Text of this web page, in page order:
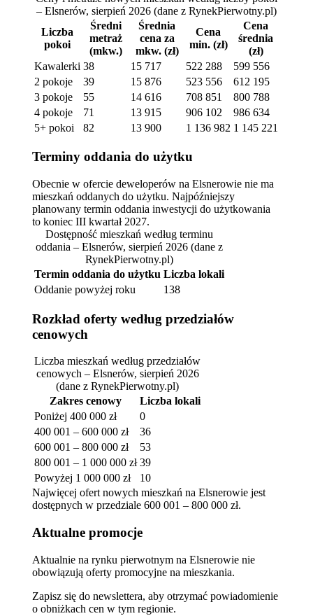
– Elsnerów, sierpień 2026 (dane z RynekPierwotny.pl)
Liczba
pokoi
Średni
metraż
(mkw.)
Średnia
cena za
mkw. (zł)
Cena
min. (zł)
Cena
średnia
(zł)
Kawalerki 38 15 717 522 288
599 556
2 pokoje
39 15 876 523 556
612 195
3 pokoje
55 14 616 708 851
800 788
4 pokoje
71 13 915 906 102
986 634
5+ pokoi
82 13 900 1 136 982 1 145 221
Terminy oddania do użytku
Obecnie w ofercie deweloperów na Elsnerowie nie ma
mieszkań oddanych do użytku. Najpóźniejszy
planowany termin oddania inwestycji do użytkowania
to koniec III kwartał 2027.
Dostępność mieszkań według terminu
oddania – Elsnerów, sierpień 2026 (dane z
RynekPierwotny.pl)
Termin oddania do użytku Liczba lokali
Oddanie powyżej roku
138
Rozkład oferty według przedziałów
cenowych
Liczba mieszkań według przedziałów
cenowych – Elsnerów, sierpień 2026
(dane z RynekPierwotny.pl)
Zakres cenowy
Liczba lokali
Poniżej 400 000 zł
0
400 001 – 600 000 zł
36
600 001 – 800 000 zł
53
800 001 – 1 000 000 zł 39
Powyżej 1 000 000 zł
10
Najwięcej ofert nowych mieszkań na Elsnerowie jest
dostępnych w przedziale 600 001 – 800 000 zł.
Aktualne promocje
Aktualnie na rynku pierwotnym na Elsnerowie nie
obowiązują oferty promocyjne na mieszkania.
Zapisz się do newslettera, aby otrzymać powiadomienie
o obniżkach cen w tym regionie.